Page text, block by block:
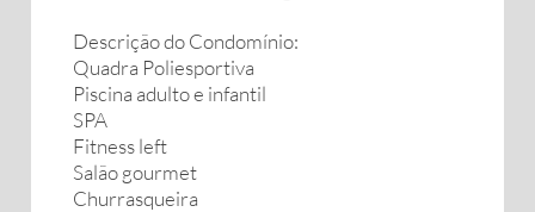
Descrição do Condomínio:
Quadra Poliesportiva
Piscina adulto e infantil
SPA
Fitness left
Salão gourmet
Churrasqueira